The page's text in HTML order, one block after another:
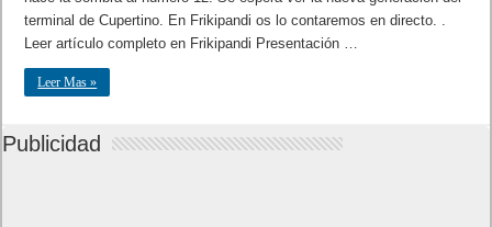
terminal de Cupertino. En Frikipandi os lo contaremos en directo. .
Leer artículo completo en Frikipandi Presentación …
Leer Mas »
Publicidad